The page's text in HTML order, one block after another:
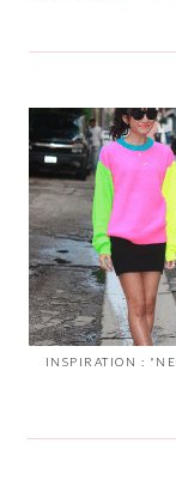
INSPIRATION :